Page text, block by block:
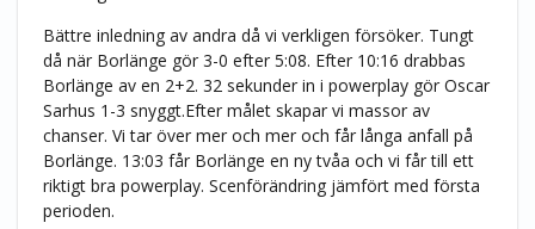
Bättre inledning av andra då vi verkligen försöker. Tungt
då när Borlänge gör 3-0 efter 5:08. Efter 10:16 drabbas
Borlänge av en 2+2. 32 sekunder in i powerplay gör Oscar
Sarhus 1-3 snyggt.Efter målet skapar vi massor av
chanser. Vi tar över mer och mer och får långa anfall på
Borlänge. 13:03 får Borlänge en ny tvåa och vi får till ett
riktigt bra powerplay. Scenförändring jämfört med första
perioden.